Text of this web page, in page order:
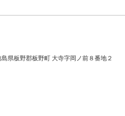
県板野郡板野町 大寺字岡ノ前８番地２